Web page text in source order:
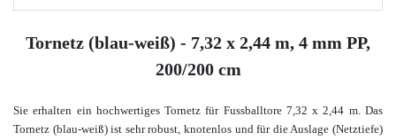
Tornetz (blau-weiß) - 7,32 x 2,44 m, 4 mm PP,
200/200 cm
Sie erhalten ein hochwertiges Tornetz für Fussballtore 7,32 x 2,44 m. Das
Tornetz (blau-weiß) ist sehr robust, knotenlos und für die Auslage (Netztiefe)